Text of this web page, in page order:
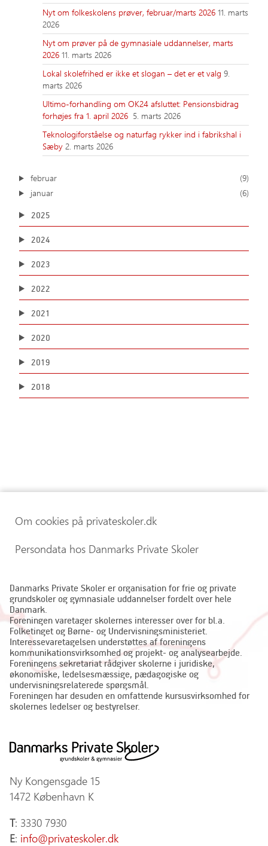
Nyt om folkeskolens prøver, februar/marts 2026 11. marts
2026
Nyt om prøver på de gymnasiale uddannelser, marts
2026 11. marts 2026
Lokal skolefrihed er ikke et slogan – det er et valg 9.
marts 2026
Ultimo-forhandling om OK24 afsluttet: Pensionsbidrag
forhøjes fra 1. april 2026 5. marts 2026
Teknologiforståelse og naturfag rykker ind i fabrikshal i
Sæby 2. marts 2026
februar
(9)
januar
(6)
2025
2024
2023
2022
2021
2020
2019
2018
Om cookies på privateskoler.dk
Persondata hos Danmarks Private Skoler
Danmarks Private Skoler er organisation for frie og private
grundskoler og gymnasiale uddannelser fordelt over hele
Danmark.
Foreningen varetager skolernes interesser over for bl.a.
Folketinget og Børne- og Undervisningsministeriet.
Interessevaretagelsen understøttes af foreningens
kommunikationsvirksomhed og projekt- og analysearbejde.
Foreningens sekretariat rådgiver skolerne i juridiske,
økonomiske, ledelsesmæssige, pædagogiske og
undervisningsrelaterede spørgsmål.
Foreningen har desuden en omfattende kursusvirksomhed for
skolernes ledelser og bestyrelser.
Ny Kongensgade 15
1472 København K
T: 3330 7930
E: info@privateskoler.dk